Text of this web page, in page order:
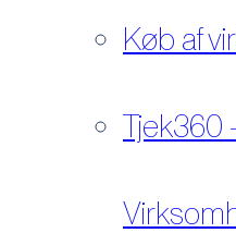
Køb af
Tjek360